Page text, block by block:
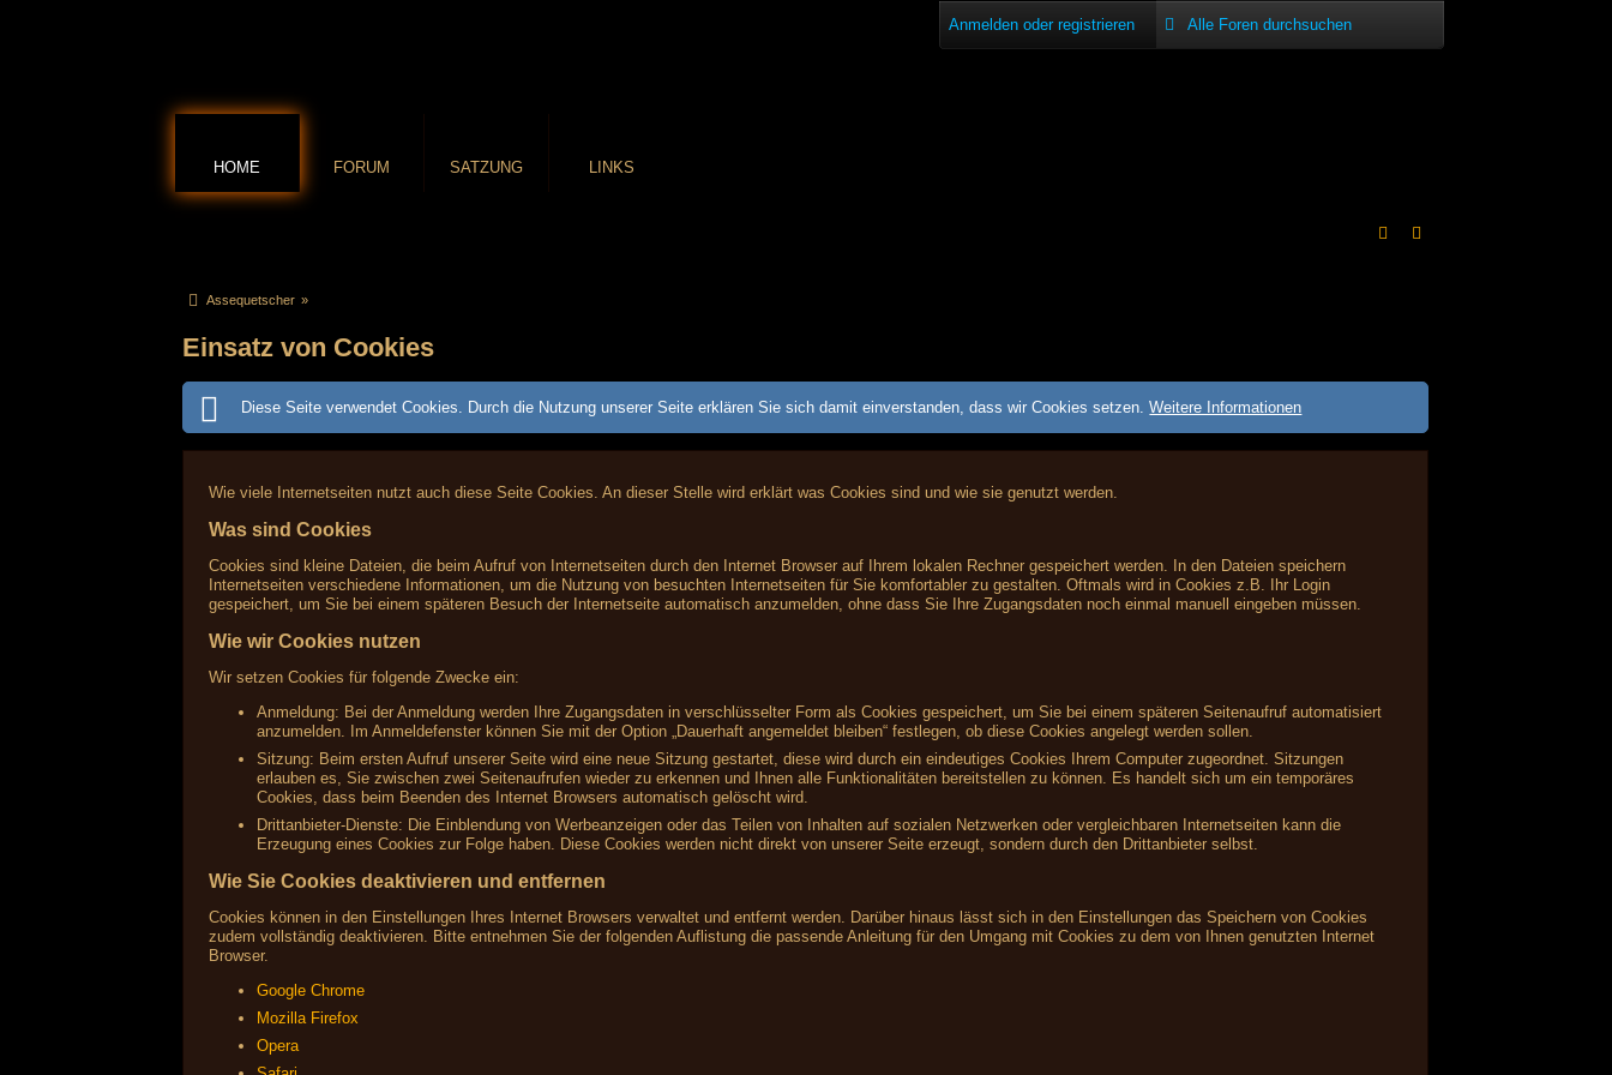
Anmelden oder registrieren
HOME FORUM SATZUNG LINKS
Assequetscher »
Einsatz von Cookies
Diese Seite verwendet Cookies. Durch die Nutzung unserer Seite erklären Sie sich damit einverstanden, dass wir Cookies setzen.Weitere Informationen
Wie viele Internetseiten nutzt auch diese Seite Cookies. An dieser Stelle wird erklärt was Cookies sind und wie sie genutzt werden.
Was sind Cookies
Cookies sind kleine Dateien, die beim Aufruf von Internetseiten durch den Internet Browser auf Ihrem lokalen Rechner gespeichert werden. In den Dateien speichern
Internetseiten verschiedene Informationen, um die Nutzung von besuchten Internetseiten für Sie komfortabler zu gestalten. Oftmals wird in Cookies z.B. Ihr Login
gespeichert, um Sie bei einem späteren Besuch der Internetseite automatisch anzumelden, ohne dass Sie Ihre Zugangsdaten noch einmal manuell eingeben müssen.
Wie wir Cookies nutzen
Wir setzen Cookies für folgende Zwecke ein:
Anmeldung: Bei der Anmeldung werden Ihre Zugangsdaten in verschlüsselter Form als Cookies gespeichert, um Sie bei einem späteren Seitenaufruf automatisiert
anzumelden. Im Anmeldefenster können Sie mit der Option „Dauerhaft angemeldet bleiben“ festlegen, ob diese Cookies angelegt werden sollen.
Sitzung: Beim ersten Aufruf unserer Seite wird eine neue Sitzung gestartet, diese wird durch ein eindeutiges Cookies Ihrem Computer zugeordnet. Sitzungen
erlauben es, Sie zwischen zwei Seitenaufrufen wieder zu erkennen und Ihnen alle Funktionalitäten bereitstellen zu können. Es handelt sich um ein temporäres
Cookies, dass beim Beenden des Internet Browsers automatisch gelöscht wird.
Drittanbieter-Dienste: Die Einblendung von Werbeanzeigen oder das Teilen von Inhalten auf sozialen Netzwerken oder vergleichbaren Internetseiten kann die
Erzeugung eines Cookies zur Folge haben. Diese Cookies werden nicht direkt von unserer Seite erzeugt, sondern durch den Drittanbieter selbst.
Wie Sie Cookies deaktivieren und entfernen
Cookies können in den Einstellungen Ihres Internet Browsers verwaltet und entfernt werden. Darüber hinaus lässt sich in den Einstellungen das Speichern von Cookies
zudem vollständig deaktivieren. Bitte entnehmen Sie der folgenden Auflistung die passende Anleitung für den Umgang mit Cookies zu dem von Ihnen genutzten Internet
Browser.
Google Chrome
Mozilla Firefox
Opera